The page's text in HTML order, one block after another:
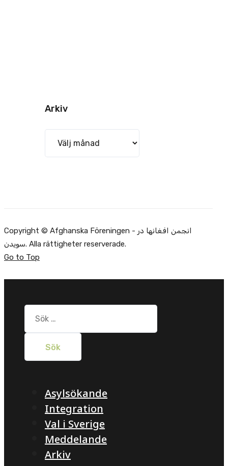
Arkiv
Copyright © Afghanska Föreningen - انجمن افغانها در
سویدن. Alla rättigheter reserverade.
Go to Top
Sök
efter:
Asylsökande
Integration
Val i Sverige
Meddelande
Arkiv